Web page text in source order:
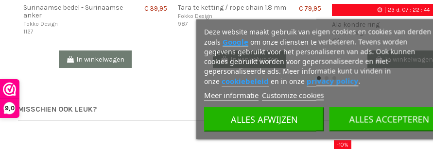
9,0
Surinaamse bedel - Surinaamse
anker
Fokko Design
1127
€ 39,95
In winkelwagen
Tara te ketting / rope chain 1.8 mm
Fokko Design
987
€ 79,95
In winkelwagen
23 d. 07: 22 : 43
Ala kondre ring
Fokko Design
416
In winkelwagen
MISSCHIEN OOK LEUK?
-10%
Deze website maakt gebruik van eigen cookies en cookies van derden
zoals Googleom onze diensten te verbeteren. Tevens worden
gegevens gebruikt voor het personaliseren van ads. Ook kunnen
cookies gebruikt worden voor gepersonaliseerde en niet-
gepersonaliseerde ads. Meer informatie kunt u vinden in
onze cookiebeleid en in onze privacy policy.
Meer informatie Customize cookies
ALLES AFWIJZEN ALLES ACCEPTEREN